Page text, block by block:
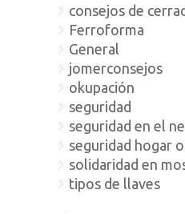
consejos de
Ferroforma
General
jomerconsejos
okupación
seguridad
seguridad en el
seguridad hogar
solidaridad en
tipos de llaves